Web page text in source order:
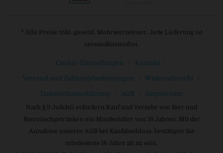
* Alle Preise inkl. gesetzl. Mehrwertsteuer. Jede Lieferung ist
versandkostenfrei.
Cookie-Einstellungen Kontakt
Versand und Zahlungsbedingungen Widerrufsrecht
Datenschutzerklärung AGB Impressum
Nach § 9 JuSchG erfordern Kauf und Verzehr von Bier und
Biermischgetränken ein Mindestalter von 16 Jahren. Mit der
Annahme unserer AGB bei Kaufabschluss, bestätigen Sie
mindestens 18 Jahre alt zu sein.